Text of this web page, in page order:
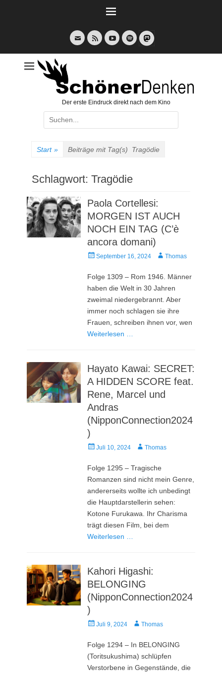
E-
Mail
Feed YouTubeSpotify
Der erste Eindruck direkt nach dem Kino
Suche
nach:
Start » Beiträge mit Tag(s) Tragödie
Schlagwort: Tragödie
Paola Cortellesi:
MORGEN IST AUCH
NOCH EIN TAG (C’è
ancora domani)
Veröffentlicht
September 16, 2024 AutorThomas
Folge 1309 – Rom 1946. Männer
haben die Welt in 30 Jahren
zweimal niedergebrannt. Aber
immer noch schlagen sie ihre
Frauen, schreiben ihnen vor, wen
Weiterlesen …
Hayato Kawai: SECRET:
A HIDDEN SCORE feat.
Rene, Marcel und
Andras
(NipponConnection2024
)
Veröffentlicht
Juli 10, 2024 AutorThomas
Folge 1295 – Tragische
Romanzen sind nicht mein Genre,
andererseits wollte ich unbedingt
die Hauptdarstellerin sehen:
Kotone Furukawa. Ihr Charisma
trägt diesen Film, bei dem
Weiterlesen …
Kahori Higashi:
BELONGING
(NipponConnection2024
)
Veröffentlicht
Juli 9, 2024 AutorThomas
Folge 1294 – In BELONGING
(Toritsukushima) schlüpfen
Verstorbene in Gegenstände, die